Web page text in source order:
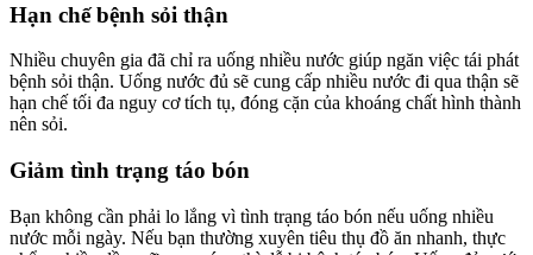
Hạn chế bệnh sỏi thận
Nhiều chuyên gia đã chỉ ra uống nhiều nước giúp ngăn việc tái phát
bệnh sỏi thận. Uống nước đủ sẽ cung cấp nhiều nước đi qua thận sẽ
hạn chế tối đa nguy cơ tích tụ, đóng cặn của khoáng chất hình thành
nên sỏi.
Giảm tình trạng táo bón
Bạn không cần phải lo lắng vì tình trạng táo bón nếu uống nhiều
nước mỗi ngày. Nếu bạn thường xuyên tiêu thụ đồ ăn nhanh, thực